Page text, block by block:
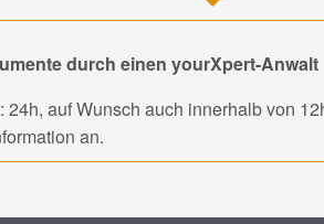
durch einen yourXpert-Anwalt
24h, auf Wunsch auch innerhalb von
an.